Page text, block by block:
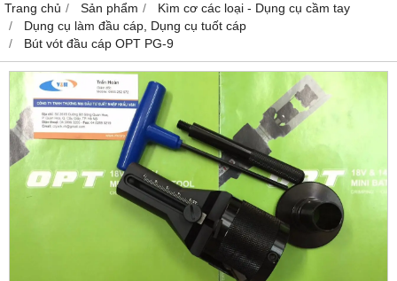
Trang chủ Sản phẩm
Kìm cơ các loại - Dụng cụ cầm tay
Dụng cụ làm đầu cáp, Dụng cụ tuốt cáp
Bút vót đầu cáp OPT PG-9